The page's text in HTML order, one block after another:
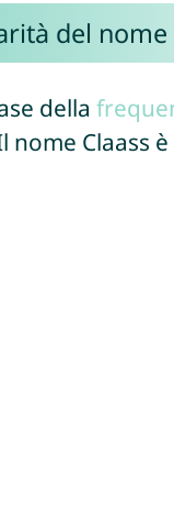
del nome
della
nome Claass